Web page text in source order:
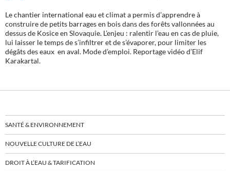
Le chantier international eau et climat a permis d’apprendre à
construire de petits barrages en bois dans des forêts vallonnées au
dessus de Kosice en Slovaquie. L’enjeu : ralentir l’eau en cas de pluie,
lui laisser le temps de s’infiltrer et de s’évaporer, pour limiter les
dégâts des eaux en aval. Mode d’emploi. Reportage vidéo d’Elif
Karakartal.
SANTÉ & ENVIRONNEMENT
NOUVELLE CULTURE DE L’EAU
DROIT À L’EAU & TARIFICATION